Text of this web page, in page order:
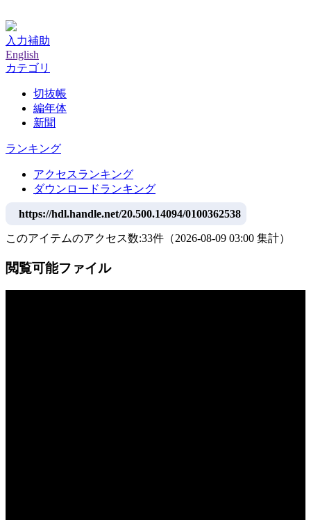
入力補助
English
カテゴリ
切抜帳
編年体
新聞
ランキング
アクセスランキング
ダウンロードランキング
https://hdl.handle.net/20.500.14094/0100362538
このアイテムのアクセス数:33件 （2026-08-09 03:00 集計）
閲覧可能ファイル